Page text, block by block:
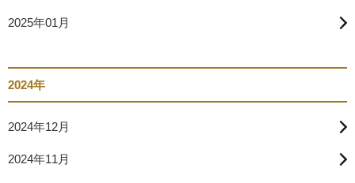
2025年01月
2024年
2024年12月
2024年11月